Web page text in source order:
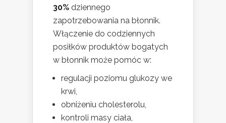
30% dziennego
zapotrzebowania na błonnik.
Włączenie do codziennych
posiłków produktów bogatych
w błonnik może pomóc w:
regulacji poziomu glukozy we
krwi,
obniżeniu cholesterolu,
kontroli masy ciała,